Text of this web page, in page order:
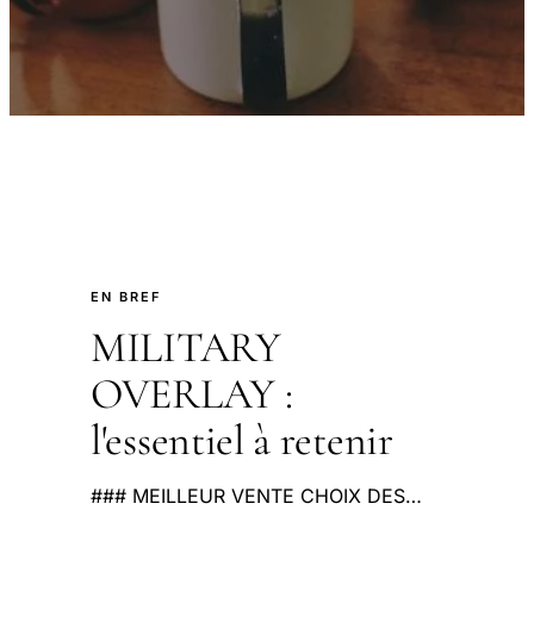
EN BREF
MILITARY
OVERLAY :
l'essentiel à retenir
### MEILLEUR VENTE CHOIX DES…